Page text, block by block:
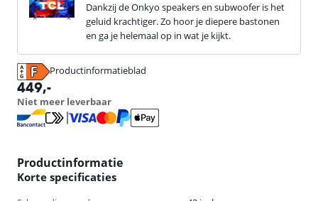
Dankzij de Onkyo speakers en subwoofer is het
geluid krachtiger. Zo hoor je diepere bastonen
en ga je helemaal op in wat je kijkt.
Productinformatieblad
opent in nieuw tabblad
449,-
Niet meer leverbaar
Productinformatie
Korte specificaties